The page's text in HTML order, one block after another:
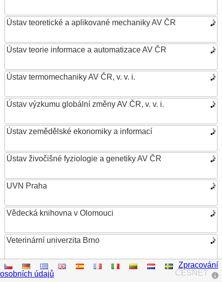
Ústav teoretické a aplikované mechaniky AV ČR
Ústav teorie informace a automatizace AV ČR
Ústav termomechaniky AV ČR, v. v. i.
Ústav výzkumu globální změny AV ČR, v. v. i.
Ústav zemědělské ekonomiky a informací
Ústav živočišné fyziologie a genetiky AV ČR
UVN Praha
Vědecká knihovna v Olomouci
Veterinární univerzita Brno
VŠB – Technická univerzita Ostrava
CESNET
Zpracování
osobních údajů